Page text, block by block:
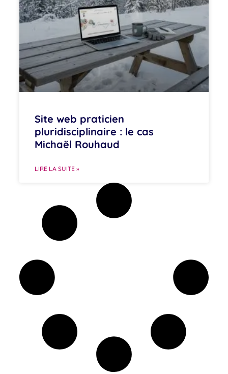
Site web praticien
pluridisciplinaire : le cas
Michaël Rouhaud
LIRE LA SUITE »